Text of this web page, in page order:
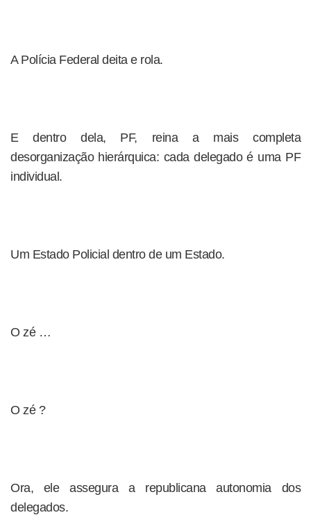
A Polícia Federal deita e rola.
E dentro dela, PF, reina a mais completa
desorganização hierárquica: cada delegado é uma PF
individual.
Um Estado Policial dentro de um Estado.
O zé …
O zé ?
Ora, ele assegura a republicana autonomia dos
delegados.